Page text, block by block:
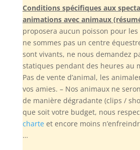
Conditions spécifiques aux
animations avec animaux
proposera aucun poisson pour les
ne sommes pas un centre
sont vivants, ne nous demandez
statiques pendant des heures au
Pas de vente d’animal, les
vos amies. – Nos animaux ne
de manière dégradante (clips /
que soit votre budget, nous
charteet encore moins
…